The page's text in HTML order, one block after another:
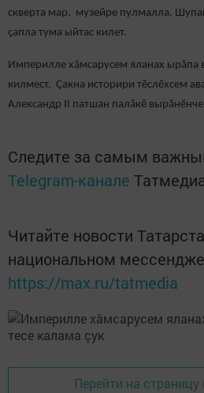
скверта мар, музейре пулмалла.
çапла тума ыйтас килет.
Империлле хăмсарусем яланах ырăпа
килмест. Çакна историри тӗслӗхсем
Александр II патшан палăкӗ вырăнӗнче
Следите за самым
Telegram-канале
Читайте новости
национальном
https://max.ru/tatmedia
Перейти на страницу